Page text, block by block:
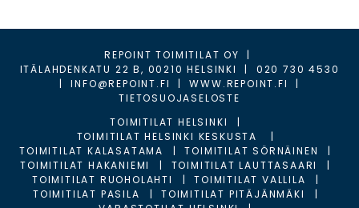
REPOINT TOIMITILAT OY
|
ITÄLAHDENKATU 22 B, 00210 HELSINKI
| 020 730 4530
|INFO@REPOINT.FI |WWW.REPOINT.FI
|
TIETOSUOJASELOSTE
TOIMITILAT HELSINKI
TOIMITILAT HELSINKI KESKUSTA
TOIMITILAT KALASATAMA
TOIMITILAT SÖRNÄINEN
TOIMITILAT HAKANIEMI
TOIMITILAT LAUTTASAARI
TOIMITILAT RUOHOLAHTI
TOIMITILAT VALLILA
TOIMITILAT PASILA
TOIMITILAT PITÄJÄNMÄKI